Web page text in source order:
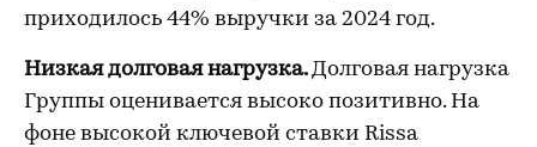
приходилось 44% выручки за 2024 год.
Низкая долговая нагрузка.Долговая нагрузка
Группы оценивается высоко позитивно. На
фоне высокой ключевой ставки Rissa